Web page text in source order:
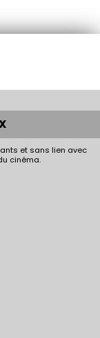
et sans lien avec
cinéma.